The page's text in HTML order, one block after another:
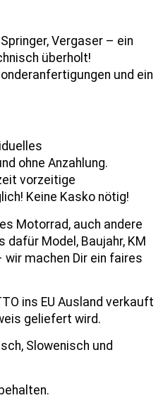
Vergaser – ein
überholt!
und ein
ohne Anzahlung.
vorzeitige
Keine Kasko nötig!
Motorrad, auch andere
dafür Model, Baujahr, KM
machen Dir ein faires
ins EU Ausland verkauft
geliefert wird.
Slowenisch und